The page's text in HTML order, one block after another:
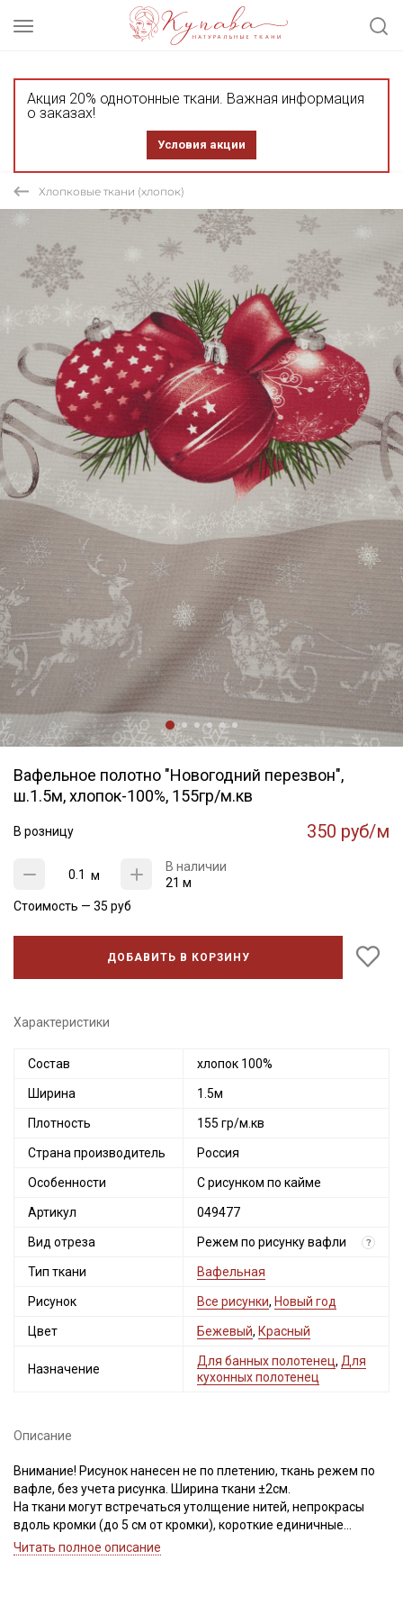
Акция 20% однотонные ткани. Важная информация
о заказах!
Условия акции
Хлопковые ткани (хлопок)
Вафельное полотно "Новогодний перезвон",
ш.1.5м, хлопок-100%, 155гр/м.кв
В розницу 350 руб/м
м
В наличии
21 м
Стоимость — 35 руб
ДОБАВИТЬ В КОРЗИНУ
Характеристики
Состав хлопок 100%
Ширина 1.5м
Плотность 155 гр/м.кв
Страна производитель Россия
Особенности С рисунком по кайме
Артикул 049477
Вид отреза Режем по рисунку вафли ?
Тип ткани Вафельная
Рисунок Все рисунки, Новый год
Цвет Бежевый, Красный
Назначение
Для банных полотенец, Для
кухонных полотенец
Описание
Внимание! Рисунок нанесен не по плетению, ткань режем по
вафле, без учета рисунка. Ширина ткани ±2см.
На ткани могут встречаться утолщение нитей, непрокрасы
вдоль кромки (до 5 см от кромки), короткие единичные
вплетения нитей другого цвета. Для данного вида ткани это
Читать полное описание
Секретная рассылка от Купава